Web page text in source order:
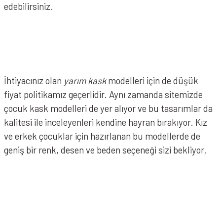
edebilirsiniz.
İhtiyacınız olan yarım kaskmodelleri için de düşük
fiyat politikamız geçerlidir. Aynı zamanda sitemizde
çocuk kask modelleri de yer alıyor ve bu tasarımlar da
kalitesi ile inceleyenleri kendine hayran bırakıyor. Kız
ve erkek çocuklar için hazırlanan bu modellerde de
geniş bir renk, desen ve beden seçeneği sizi bekliyor.